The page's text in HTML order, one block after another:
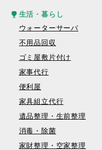
生活・暮らし
ウォーターサーバ
不用品回収
ゴミ屋敷片付け
家事代行
便利屋
家具組立代行
遺品整理・生前整理
消毒・除菌
家財整理・空家整理